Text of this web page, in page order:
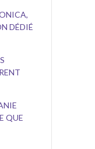
DÉDIÉ
QUE